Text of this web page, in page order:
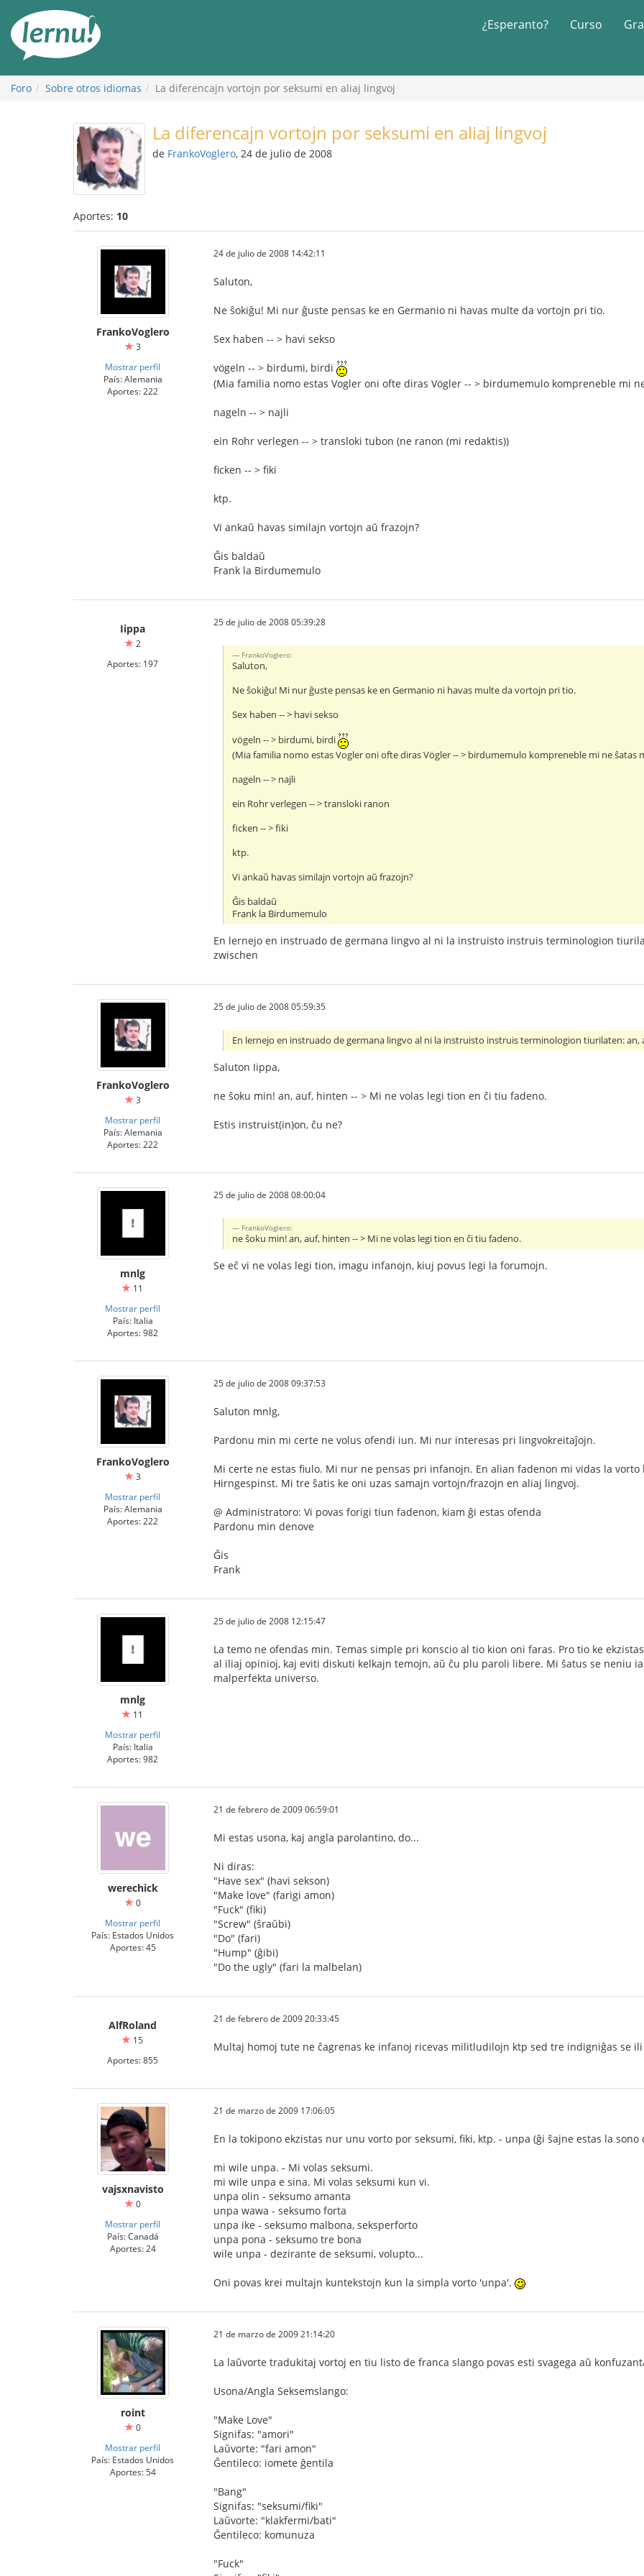
¿Esperanto? Curso
Foro Sobre otros idiomas La diferencajn vortojn por seksumi en aliaj lingvoj
La diferencajn vortojn por seksumi en aliaj lingvoj
de FrankoVoglero, 24 de julio de 2008
Aportes: 10
FrankoVoglero
3
Mostrar perfil
País: Alemania
Aportes: 222
24 de julio de 2008 14:42:11
Saluton,
Ne ŝokiĝu! Mi nur ĝuste pensas ke en Germanio ni havas multe da vortojn pri tio.
Sex haben -- > havi sekso
vögeln -- > birdumi, birdi
(Mia familia nomo estas Vogler oni ofte diras Vögler -- > birdumemulo kompreneble mi
nageln -- > najli
ein Rohr verlegen -- > transloki tubon (ne ranon (mi redaktis))
ficken -- > fiki
ktp.
Vi ankaŭ havas similajn vortojn aŭ frazojn?
Ĝis baldaŭ
Frank la Birdumemulo
Iippa
2
Aportes: 197
25 de julio de 2008 05:39:28
FrankoVoglero:
Saluton,
Ne ŝokiĝu! Mi nur ĝuste pensas ke en Germanio ni havas multe da vortojn pri tio.
Sex haben -- > havi sekso
vögeln -- > birdumi, birdi
(Mia familia nomo estas Vogler oni ofte diras Vögler -- > birdumemulo kompreneble mi ne ŝatas
nageln -- > najli
ein Rohr verlegen -- > transloki ranon
ficken -- > fiki
ktp.
Vi ankaŭ havas similajn vortojn aŭ frazojn?
Ĝis baldaŭ
Frank la Birdumemulo
En lernejo en instruado de germana lingvo al ni la instruisto instruis terminologion
zwischen
FrankoVoglero
3
Mostrar perfil
País: Alemania
Aportes: 222
25 de julio de 2008 05:59:35
En lernejo en instruado de germana lingvo al ni la instruisto instruis terminologion tiurilaten: an,
Saluton Iippa,
ne ŝoku min! an, auf, hinten -- > Mi ne volas legi tion en ĉi tiu fadeno.
Estis instruist(in)on, ĉu ne?
mnlg
11
Mostrar perfil
País: Italia
Aportes: 982
25 de julio de 2008 08:00:04
FrankoVoglero:
ne ŝoku min! an, auf, hinten -- > Mi ne volas legi tion en ĉi tiu fadeno.
Se eĉ vi ne volas legi tion, imagu infanojn, kiuj povus legi la forumojn.
FrankoVoglero
3
Mostrar perfil
País: Alemania
Aportes: 222
25 de julio de 2008 09:37:53
Saluton mnlg,
Pardonu min mi certe ne volus ofendi iun. Mi nur interesas pri lingvokreitaĵojn.
Mi certe ne estas fiulo. Mi nur ne pensas pri infanojn. En alian fadenon mi vidas la vorto
Hirngespinst. Mi tre ŝatis ke oni uzas samajn vortojn/frazojn en aliaj lingvoj.
@ Administratoro: Vi povas forigi tiun fadenon, kiam ĝi estas ofenda
Pardonu min denove
Ĝis
Frank
mnlg
11
Mostrar perfil
País: Italia
Aportes: 982
25 de julio de 2008 12:15:47
La temo ne ofendas min. Temas simple pri konscio al tio kion oni faras. Pro tio ke
al iliaj opinioj, kaj eviti diskuti kelkajn temojn, aŭ ĉu plu paroli libere. Mi ŝatus se neniu
malperfekta universo.
werechick
0
Mostrar perfil
País: Estados Unidos
Aportes: 45
21 de febrero de 2009 06:59:01
Mi estas usona, kaj angla parolantino, do...
Ni diras:
"Have sex" (havi sekson)
"Make love" (farigi amon)
"Fuck" (fiki)
"Screw" (ŝraŭbi)
"Do" (fari)
"Hump" (ĝibi)
"Do the ugly" (fari la malbelan)
AlfRoland
15
Aportes: 855
21 de febrero de 2009 20:33:45
Multaj homoj tute ne ĉagrenas ke infanoj ricevas militludilojn ktp sed tre indigniĝas se ili
vajsxnavisto
0
Mostrar perfil
País: Canadá
Aportes: 24
21 de marzo de 2009 17:06:05
En la tokipono ekzistas nur unu vorto por seksumi, fiki, ktp. - unpa (ĝi ŝajne estas la
mi wile unpa. - Mi volas seksumi.
mi wile unpa e sina. Mi volas seksumi kun vi.
unpa olin - seksumo amanta
unpa wawa - seksumo forta
unpa ike - seksumo malbona, seksperforto
unpa pona - seksumo tre bona
wile unpa - dezirante de seksumi, volupto...
Oni povas krei multajn kuntekstojn kun la simpla vorto 'unpa'.
roint
0
Mostrar perfil
País: Estados Unidos
Aportes: 54
21 de marzo de 2009 21:14:20
La laŭvorte tradukitaj vortoj en tiu listo de franca slango povas esti svagega aŭ
Usona/Angla Seksemslango:
"Make Love"
Signifas: "amori"
Laŭvorte: "fari amon"
Ĝentileco: iomete ĝentila
"Bang"
Signifas: "seksumi/fiki"
Laŭvorte: "klakfermi/bati"
Ĝentileco: komunuza
"Fuck"